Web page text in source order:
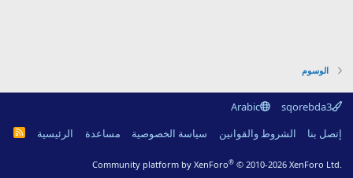
الوسوم
sqorebda3
Arabic
إتصل بنا
الشروط والقوانين سياسة الخصوصية مساعدة الرئيسية
R
Community platform by XenForo® © 2010-2026 XenForo Ltd.